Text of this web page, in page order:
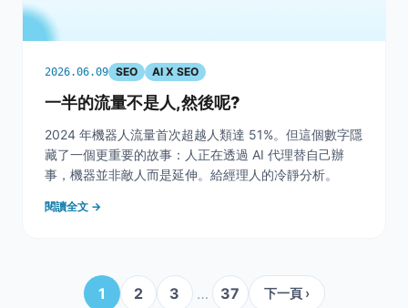
2026.06.09 SEO AI X SEO
一半的流量不是人,然後呢?
2024 年機器人流量首次超越人類達 51%。但這個數字隱
藏了一個更重要的故事：人正在透過 AI 代理替自己辦
事，機器並非敵人而是延伸。給經理人的冷靜分析。
閱讀全文 →
1 2 3 … 37 下一頁 ›